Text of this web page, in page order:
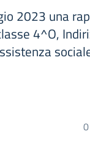
2023 una
4^O,
0